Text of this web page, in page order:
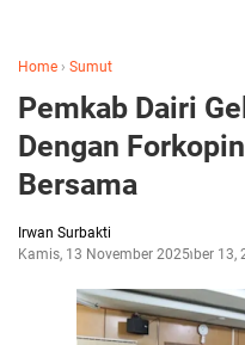
Home › Sumut
Pemkab Dairi
Dengan
Bersama
Irwan Surbakti
Kamis, 13 November 2025November 13,